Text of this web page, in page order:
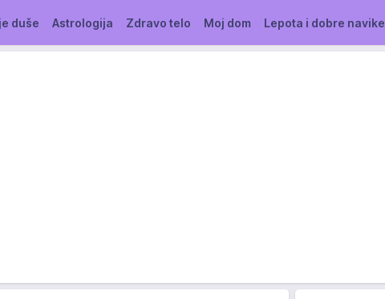
duše Astrologija Zdravo telo Moj dom Lepota i dobre navike